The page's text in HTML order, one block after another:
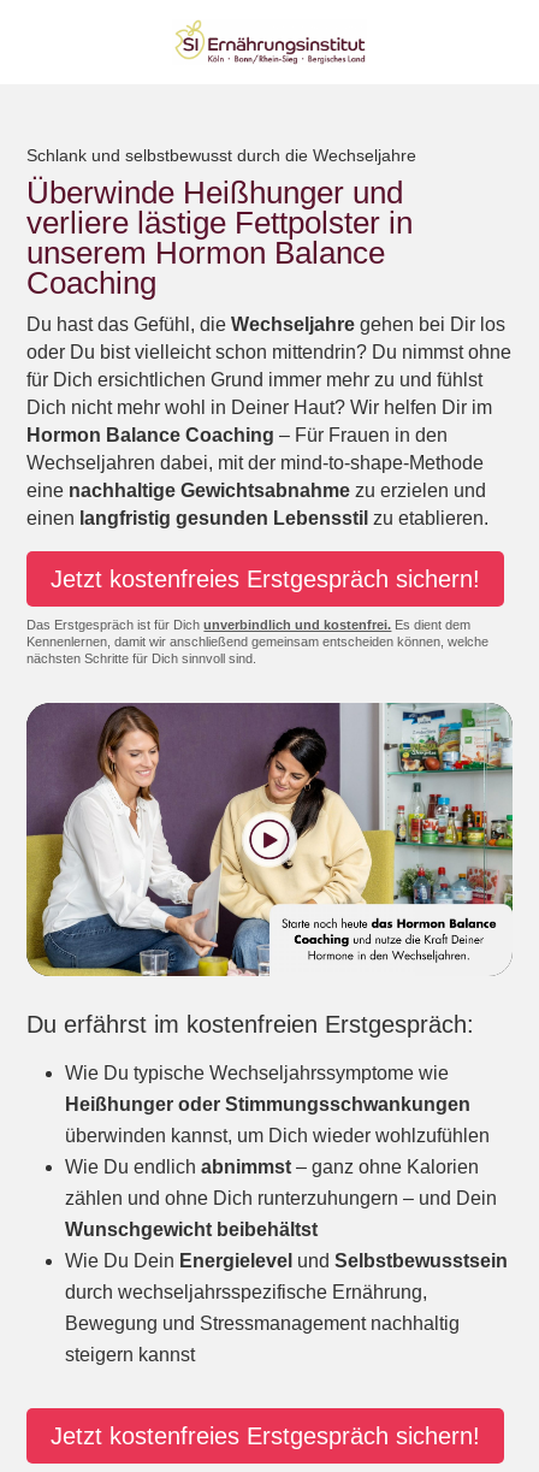
Schlank und selbstbewusst durch die Wechseljahre
Überwinde Heißhunger und
verliere lästige Fettpolster in
unserem Hormon Balance
Coaching
Du hast das Gefühl, die Wechseljahre gehen bei Dir los
oder Du bist vielleicht schon mittendrin? Du nimmst ohne
für Dich ersichtlichen Grund immer mehr zu und fühlst
Dich nicht mehr wohl in Deiner Haut? Wir helfen Dir im
Hormon Balance Coaching – Für Frauen in den
Wechseljahren dabei, mit der mind-to-shape-Methode
eine nachhaltige Gewichtsabnahme zu erzielen und
einen langfristig gesunden Lebensstil zu etablieren.
Jetzt kostenfreies Erstgespräch sichern!
Das Erstgespräch ist für Dichunverbindlich und kostenfrei. Es dient dem
Kennenlernen, damit wir anschließend gemeinsam entscheiden können, welche
nächsten Schritte für Dich sinnvoll sind.
Du erfährst im kostenfreien Erstgespräch:
Wie Du typische Wechseljahrssymptome wie
Heißhunger oder Stimmungsschwankungen
überwinden kannst, um Dich wieder wohlzufühlen
Wie Du endlich abnimmst– ganz ohne Kalorien
zählen und ohne Dich runterzuhungern – und Dein
Wunschgewicht beibehältst
Wie Du Dein Energielevel und Selbstbewusstsein
durch wechseljahrsspezifische Ernährung,
Bewegung und Stressmanagement nachhaltig
steigern kannst
Jetzt kostenfreies Erstgespräch sichern!